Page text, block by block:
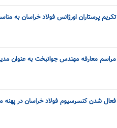
تکریم پرستاران اورژانس فولاد خراسان به
مراسم معارفه مهندس جوانبخت به عنوان
فعال شدن کنسرسیوم فولاد خراسان در پهنه